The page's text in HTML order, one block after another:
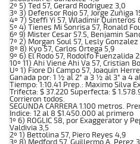
2º 5) Ted 57, Gerard Rodriguez 3,0
3º 3) Defensor Rojo 57, Jorge Zuñiga
4º 7) Steffi Yi 57, Wladimir Quinteros
5º 4) Tienes Mi Sonrisa 57, Ronald
6º 9) Mister Cesar 57.5, Benjamin
7º 2) Morgan Soul 57, Lesly Gonzalez
8º 8) Kyo 57, Carlos Ortega 5,9
9º 6) El Rodo 57, Rodolfo Fuenzalida
10º 11) Ahi Viene Ahi Va 57, Cristian
Uº 1) Fiore Di Campo 57, Joaquin
Ganada por: 1 ½ al 2° a 3 ½ al 3° a 4 al
Tiempo: 1:10.41 Prep.: Maximo Silva
Trifecta: $ 37.220 Superfecta: $
Corrieron todos.
SEGUNDA CARRERA 1.100 metros.
Indice: 12 al 8 $1.450.000 al primero
1º 6) ROGLIC 58, por Exaggerator y
Valdivia 3,5
2º 1) Bettolina 57, Piero Reyes 4,9